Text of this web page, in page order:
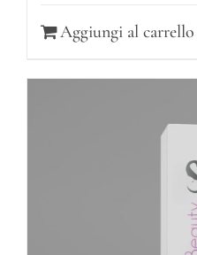
Aggiungi al carrello